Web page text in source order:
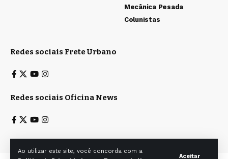
Ao utilizar este site, você concorda com a
Aceitar
Mecânica Pesada
Colunistas
Redes sociais Frete Urbano
Redes sociais Oficina News